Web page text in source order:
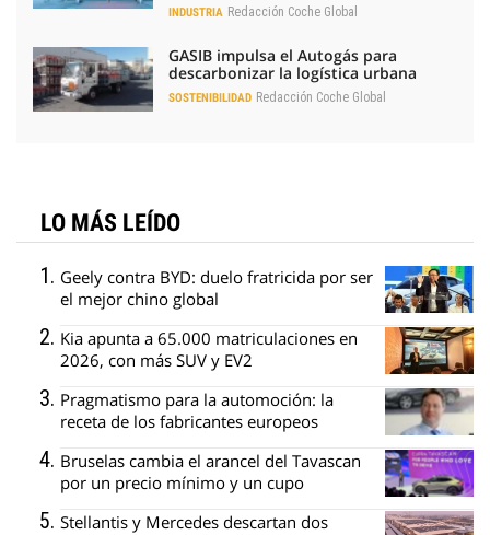
INDUSTRIA Redacción Coche Global
GASIB impulsa el Autogás para
descarbonizar la logística urbana
SOSTENIBILIDAD Redacción Coche Global
LO MÁS LEÍDO
Geely contra BYD: duelo fratricida por ser
el mejor chino global
Kia apunta a 65.000 matriculaciones en
2026, con más SUV y EV2
Pragmatismo para la automoción: la
receta de los fabricantes europeos
Bruselas cambia el arancel del Tavascan
por un precio mínimo y un cupo
Stellantis y Mercedes descartan dos